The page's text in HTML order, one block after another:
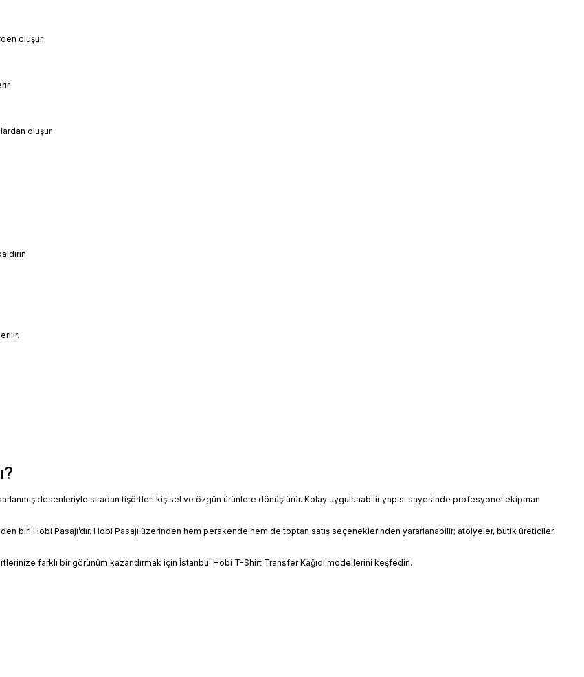
oluşur.
oluşur.
desenleriyle sıradan tişörtleri kişisel ve özgün ürünlere dönüştürür. Kolay uygulanabilir yapısı sayesinde profesyonel ekipman
biri Hobi Pasajı’dır. Hobi Pasajı üzerinden hem perakende hem de toptan satış seçeneklerinden yararlanabilir; atölyeler, butik üreticiler,
farklı bir görünüm kazandırmak için İstanbul Hobi T-Shirt Transfer Kağıdı modellerini keşfedin.